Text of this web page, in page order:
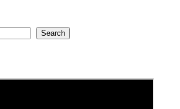
Search